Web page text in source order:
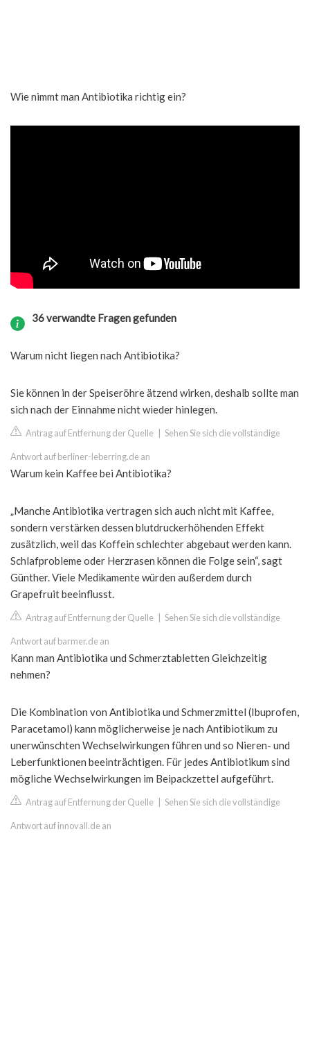
Wie nimmt man Antibiotika richtig ein?
36 verwandte Fragen gefunden
Warum nicht liegen nach Antibiotika?
Sie können in der Speiseröhre ätzend wirken, deshalb sollte man
sich nach der Einnahme nicht wieder hinlegen.
Antrag auf Entfernung der Quelle Sehen Sie sich die vollständige
Antwort auf berliner-leberring.de an
Warum kein Kaffee bei Antibiotika?
„Manche Antibiotika vertragen sich auch nicht mit Kaffee,
sondern verstärken dessen blutdruckerhöhenden Effekt
zusätzlich, weil das Koffein schlechter abgebaut werden kann.
Schlafprobleme oder Herzrasen können die Folge sein“, sagt
Günther. Viele Medikamente würden außerdem durch
Grapefruit beeinflusst.
Antrag auf Entfernung der Quelle Sehen Sie sich die vollständige
Antwort auf barmer.de an
Kann man Antibiotika und Schmerztabletten Gleichzeitig
nehmen?
Die Kombination von Antibiotika und Schmerzmittel (Ibuprofen,
Paracetamol) kann möglicherweise je nach Antibiotikum zu
unerwünschten Wechselwirkungen führen und so Nieren- und
Leberfunktionen beeinträchtigen. Für jedes Antibiotikum sind
mögliche Wechselwirkungen im Beipackzettel aufgeführt.
Antrag auf Entfernung der Quelle Sehen Sie sich die vollständige
Antwort auf innovall.de an